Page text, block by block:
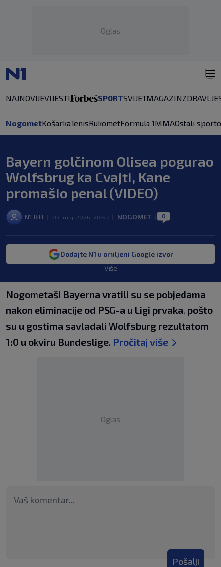
Oglas
NAJNOVIJEVIJESTI SPORTSVIJETMAGAZINZDRAVLJE
NogometKošarkaTenisRukometFormula 1MMAOstali
Bayern golčinom Olisea pogurao
Wolfsbrug ka Cvajti, Kane
promašio penal (VIDEO)
N1 BiH 09. maj. 2026. 20:57 NOGOMET 0
Dodajte N1 u omiljeni Google izvor
Više
Nogometaši Bayerna vratili su se pobjedama
nakon eliminacije od PSG-a u Ligi prvaka, pošto
su u gostima savladali Wolfsburg rezultatom
1:0 u okviru Bundeslige. Pročitaj više
Oglas
Pošalji